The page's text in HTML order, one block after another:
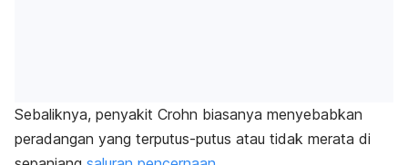
Sebaliknya, penyakit Crohn biasanya menyebabkan
peradangan yang terputus-putus atau tidak merata di